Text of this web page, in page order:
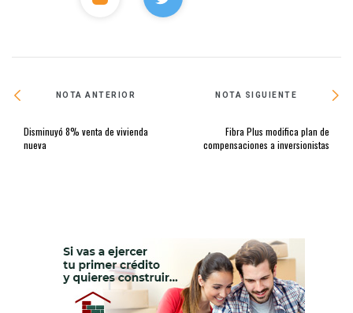
NOTA ANTERIOR
Disminuyó 8% venta de vivienda
nueva
NOTA SIGUIENTE
Fibra Plus modifica plan de
compensaciones a inversionistas